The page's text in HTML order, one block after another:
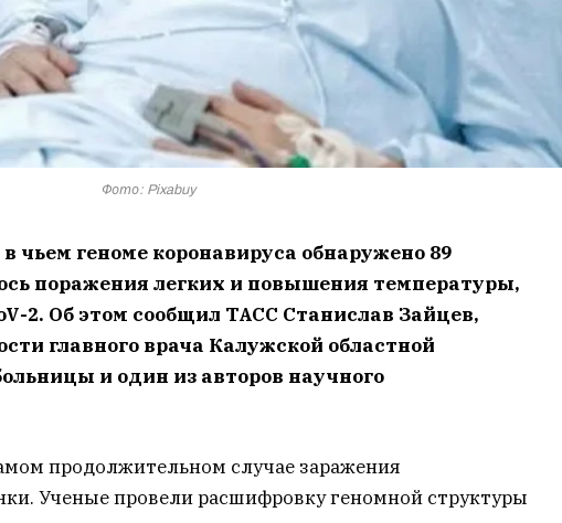
Фото: Pixabuy
чьем геноме коронавируса обнаружено 89
поражения легких и повышения температуры,
2. Об этом сообщил ТАСС Станислав Зайцев,
главного врача Калужской областной
и один из авторов научного
продолжительном случае заражения
Ученые провели расшифровку геномной структуры